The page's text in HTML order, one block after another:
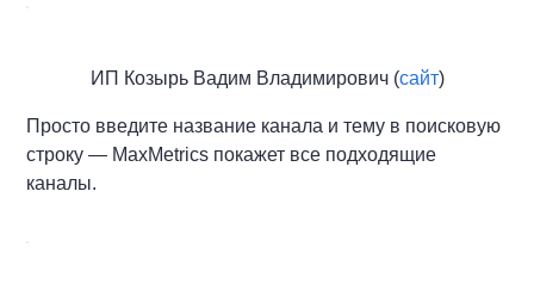
ИП Козырь Вадим Владимирович (сайт)
Просто введите название канала и тему в поисковую
строку — MaxMetrics покажет все подходящие
каналы.